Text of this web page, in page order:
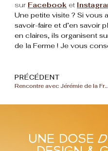
sur Facebook et
Une petite visite ? Si vous
savoir-faire et d’en savoir
en claires, ils organisent
de la Ferme ! Je vous
PRÉCÉDENT
Rencontre avec Jérémie de la Fromagerie Chosson à Poitiers
Une dose